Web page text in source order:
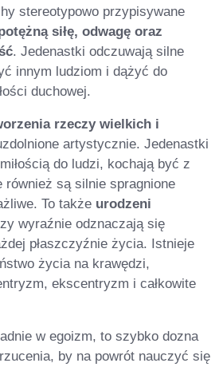
stereotypowo przypisywane
siłę, odwagę oraz
. Jedenastki odczuwają silne
innym ludziom i dążyć do
duchowej.
rzeczy wielkich i
artystycznie. Jedenastki
do ludzi, kochają być z
również są silnie spragnione
To także urodzeni
wyraźnie odznaczają się
płaszczyźnie życia. Istnieje
życia na krawędzi,
ekscentryzm i całkowite
w egoizm, to szybko dozna
by na powrót nauczyć się